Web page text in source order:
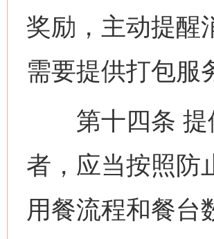
奖励，主动提醒
需要提供打包服
第十四条 提
者，应当按照防
用餐流程和餐台